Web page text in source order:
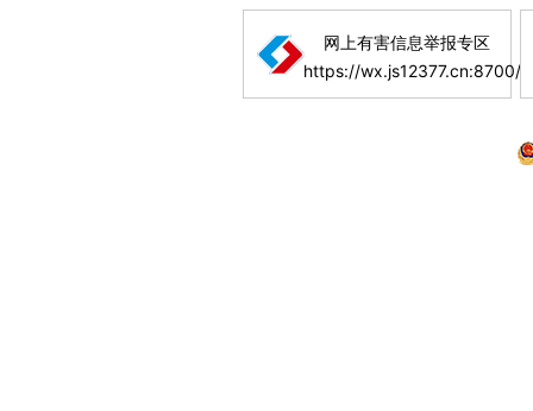
网上有害信息举报专区
https://wx.js12377.cn:8700/